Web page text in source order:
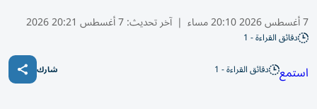
7 أغسطس 2026 20:10 مساء | آخر تحديث:7 أغسطس 20:21 2026
دقائق القراءة - 1
استمع دقائق القراءة - 1 شارك